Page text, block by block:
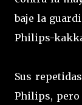
baje la
Philips-
Sus
Philips, pero